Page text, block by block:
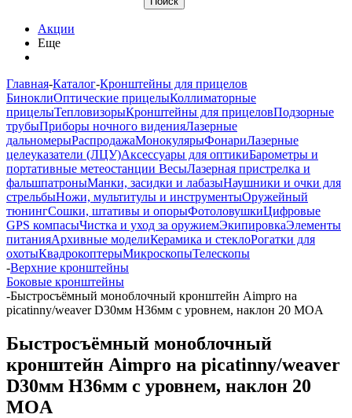
Акции
Еще
Главная-Каталог-Кронштейны для прицелов
БиноклиОптические прицелыКоллиматорные
прицелыТепловизорыКронштейны для прицеловПодзорные
трубыПриборы ночного виденияЛазерные
дальномерыРаспродажаМонокулярыФонариЛазерные
целеуказатели (ЛЦУ)Аксессуары для оптикиБарометры и
портативные метеостанции ВесыЛазерная пристрелка и
фальшпатроныМанки, засидки и лабазыНаушники и очки для
стрельбыНожи, мультитулы и инструментыОружейный
тюнингСошки, штативы и опорыФотоловушкиЦифровые
GPS компасыЧистка и уход за оружиемЭкипировкаЭлементы
питанияАрхивные моделиКерамика и стеклоРогатки для
охотыКвадрокоптерыМикроскопыТелескопы
-Верхние кронштейны
Боковые кронштейны
-Быстросъёмный моноблочный кронштейн Aimpro на
picatinny/weaver D30мм H36мм с уровнем, наклон 20 MOA
Быстросъёмный моноблочный
кронштейн Aimpro на picatinny/weaver
D30мм H36мм с уровнем, наклон 20
MOA